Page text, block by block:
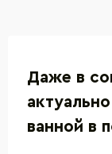
Даже в
ванной в